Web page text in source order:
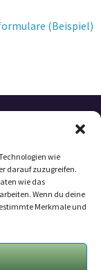
wie
darauf zuzugreifen.
wie das
Wenn du deine
Merkmale und
(Beispiel)